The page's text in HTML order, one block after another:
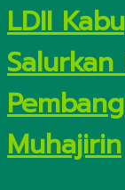
LDII
Muhajirin